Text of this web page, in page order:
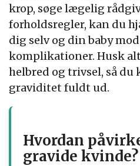
krop, søge lægelig
forholdsregler, kan du
dig selv og din baby
komplikationer. Husk
helbred og trivsel, så du
graviditet fuldt ud.
Hvordan
gravide kvinde?